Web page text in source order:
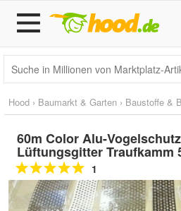
Hood › Baumarkt & Garten › Baustoffe &
60m Color Alu-
Lüftungsgitter Traufkamm
1